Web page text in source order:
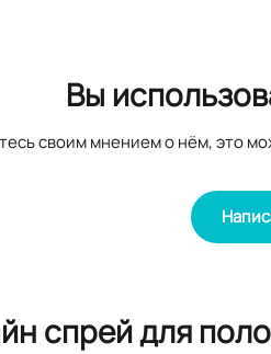
Вы
своим мнением о нём, это
спрей для